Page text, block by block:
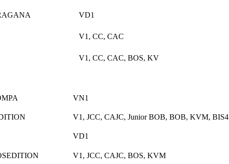
VD1
V1, CC, CAC
V1, CC, CAC, BOS, KV
VN1
V1, JCC, CAJC, Junior BOB, BOB, KVM, BIS4
VD1
V1, JCC, CAJC, BOS, KVM